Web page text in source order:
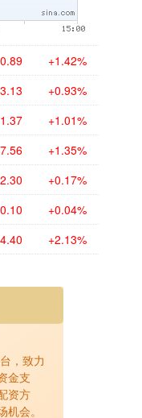
+1.42%
+0.93%
+1.01%
+1.35%
+0.17%
+0.04%
+2.13%
，致力
金支
资方
会。